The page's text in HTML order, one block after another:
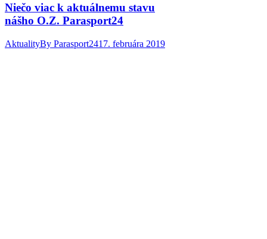
Niečo viac k aktuálnemu stavu
nášho O.Z. Parasport24
AktualityBy Parasport2417. februára 2019